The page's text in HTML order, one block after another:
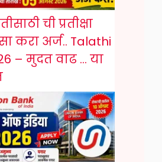
ची प्रतीक्षा
करा अर्ज.. Talathi
– मुदत वाढ … या